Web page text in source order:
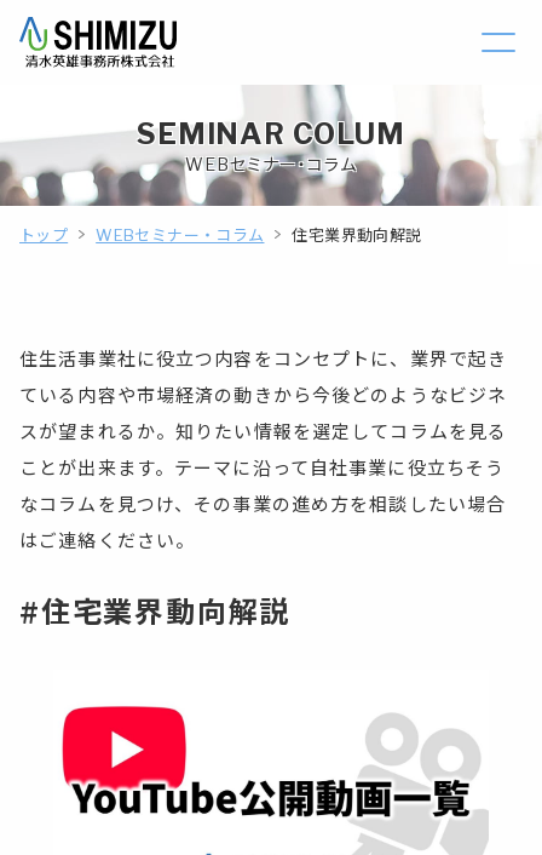
SEMINAR COLUM
WEBセミナー・コラム
トップ WEBセミナー・コラム 住宅業界動向解説
住生活事業社に役立つ内容をコンセプトに、業界で起き
ている内容や市場経済の動きから今後どのようなビジネ
スが望まれるか。知りたい情報を選定してコラムを見る
ことが出来ます。テーマに沿って自社事業に役立ちそう
なコラムを見つけ、その事業の進め方を相談したい場合
はご連絡ください。
#住宅業界動向解説